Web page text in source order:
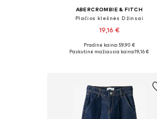
ABERCROMBIE & FITCH
Plačios klešnės Džinsai
19,16 €
Yra daugybė dydžių
Pradinė kaina: 59,90 €
Paskutinė mažiausia kaina:19,16 €